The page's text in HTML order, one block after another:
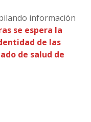
información
se espera la
de las
de salud de